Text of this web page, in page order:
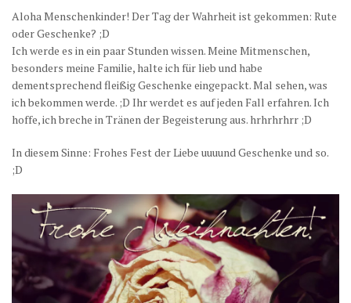
Aloha Menschenkinder! Der Tag der Wahrheit ist gekommen: Rute
oder Geschenke? ;D
Ich werde es in ein paar Stunden wissen. Meine Mitmenschen,
besonders meine Familie, halte ich für lieb und habe
dementsprechend fleißig Geschenke eingepackt. Mal sehen, was
ich bekommen werde. ;D Ihr werdet es auf jeden Fall erfahren. Ich
hoffe, ich breche in Tränen der Begeisterung aus. hrhrhrhrr ;D
In diesem Sinne: Frohes Fest der Liebe uuuund Geschenke und so.
;D